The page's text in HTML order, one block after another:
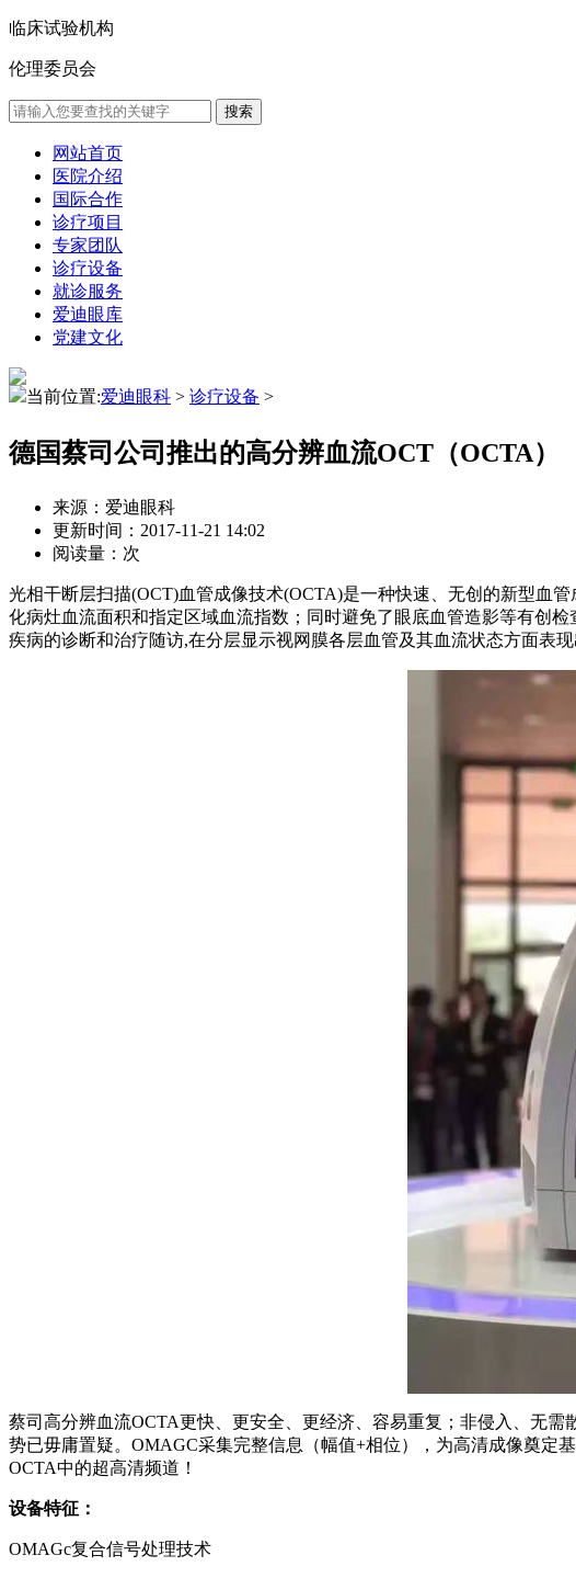
临床试验机构
伦理委员会
网站首页
医院介绍
国际合作
诊疗项目
专家团队
诊疗设备
就诊服务
爱迪眼库
党建文化
当前位置:爱迪眼科 > 诊疗设备 >
德国蔡司公司推出的高分辨血流OCT（OCTA）
来源：爱迪眼科
更新时间：2017-11-21 14:02
阅读量： 次
光相干断层扫描(OCT)血管成像技术(OCTA)是一种快速、无创的新型血
化病灶血流面积和指定区域血流指数；同时避免了眼底血管造影等有创
疾病的诊断和治疗随访,在分层显示视网膜各层血管及其血流状态方面表现
蔡司高分辨血流OCTA更快、更安全、更经济、容易重复；非侵入、无
势已毋庸置疑。OMAGC采集完整信息（幅值+相位），为高清成像奠
OCTA中的超高清频道！
设备特征：
OMAGc复合信号处理技术